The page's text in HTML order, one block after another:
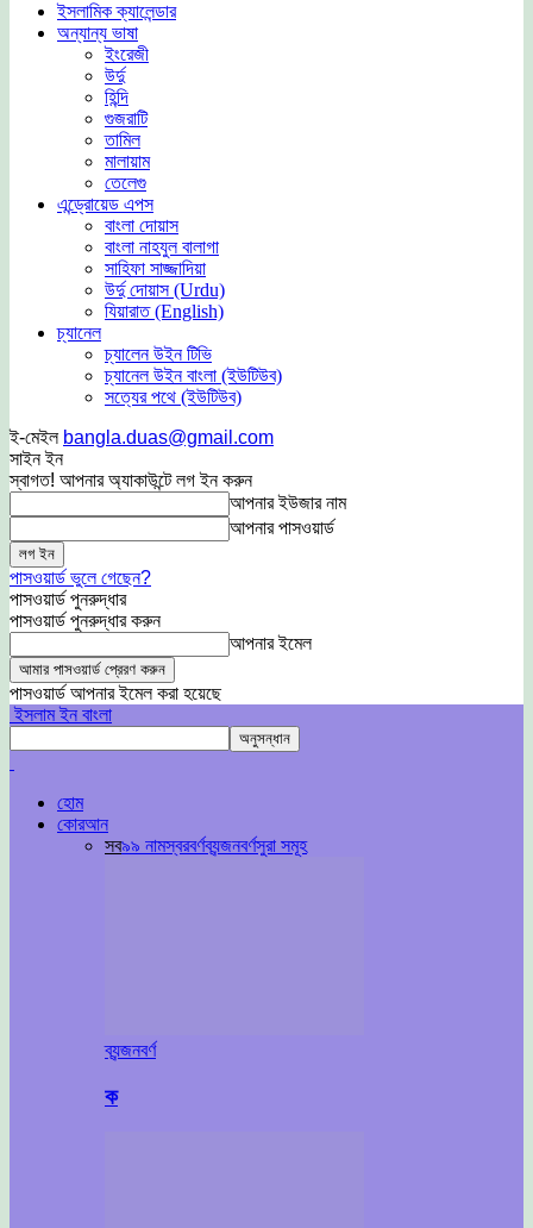
ইসলামিক ক্যালেন্ডার
অন্যান্য ভাষা
ইংরেজী
উর্দু
হিন্দি
গুজরাটি
তামিল
মালায়াম
তেলেগু
এন্ড্রোয়েড এপস
বাংলা দোয়াস
বাংলা নাহযুল বালাগা
সাহিফা সাজ্জাদিয়া
উর্দু দোয়াস (Urdu)
যিয়ারাত (English)
চ্যানেল
চ্যালেন উইন টিভি
চ্যানেল উইন বাংলা (ইউটিউব)
সত্যের পথে (ইউটিউব)
ই-মেইল bangla.duas@gmail.com
সাইন ইন
স্বাগত! আপনার অ্যাকাউন্টে লগ ইন করুন
আপনার ইউজার নাম
আপনার পাসওয়ার্ড
পাসওয়ার্ড ভুলে গেছেন?
পাসওয়ার্ড পুনরুদ্ধার
পাসওয়ার্ড পুনরুদ্ধার করুন
আপনার ইমেল
পাসওয়ার্ড আপনার ইমেল করা হয়েছে
ইসলাম ইন বাংলা
হোম
কোরআন
সব৯৯ নামস্বরবর্ণব্যন্জনবর্ণসুরা সমূহ
ব্যন্জনবর্ণ
ক